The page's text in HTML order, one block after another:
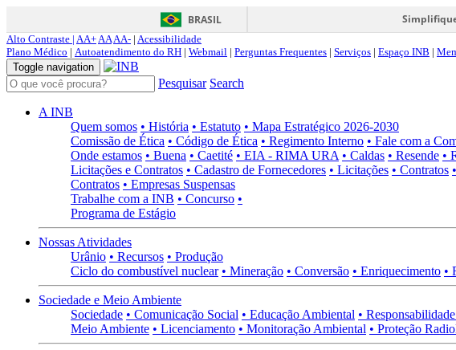
BRASIL
Alto Contraste | AA+AAAA- | Acessibilidade
Plano Médico | Autoatendimento do RH | Webmail | Perguntas Frequentes | Serviços | Espaço INB |
Toggle navigation
Pesquisar Search
A INB
Quem somos • História • Estatuto • Mapa Estratégico 2026-2030
Comissão de Ética • Código de Ética • Regimento Interno • Fale com a
Onde estamos • Buena • Caetité • EIA - RIMA URA • Caldas • Resende •
Licitações e Contratos • Cadastro de Fornecedores • Licitações • Contratos
Contratos • Empresas Suspensas
Trabalhe com a INB • Concurso •
Programa de Estágio
Nossas Atividades
Urânio • Recursos • Produção
Ciclo do combustível nuclear • Mineração • Conversão • Enriquecimento •
Sociedade e Meio Ambiente
Sociedade • Comunicação Social • Educação Ambiental •
Meio Ambiente • Licenciamento • Monitoração Ambiental • Proteção